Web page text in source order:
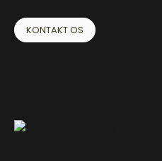
KONTAKT OS